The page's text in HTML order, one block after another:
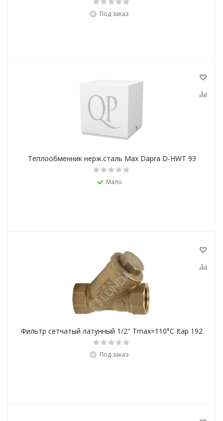
Под заказ
Теплообменник нерж.сталь Max Dapra D-HWT 93
Мало
Фильтр сетчатый латунный 1/2" Tmax=110°С Itap 192
Под заказ